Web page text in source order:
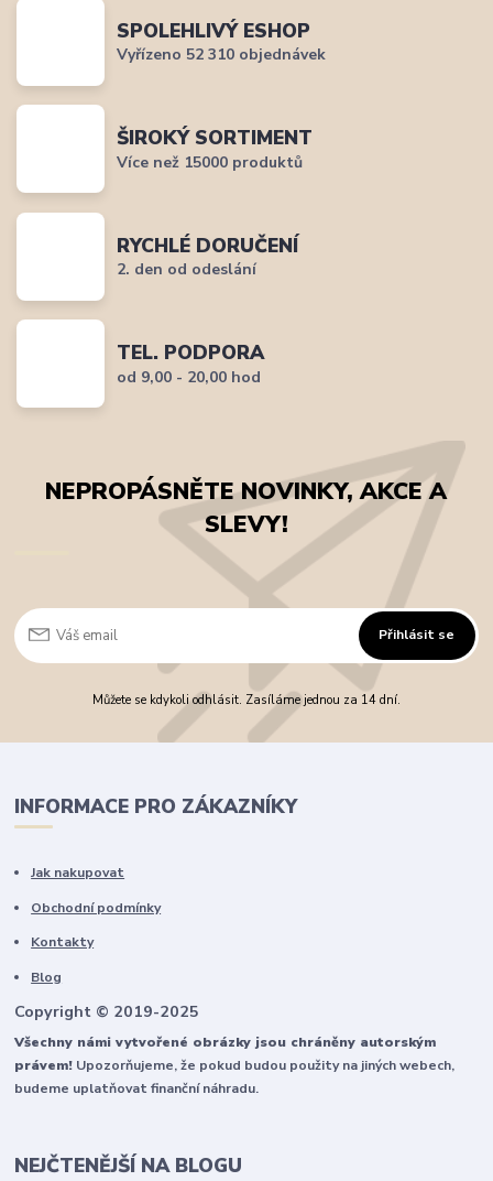
SPOLEHLIVÝ ESHOP
Vyřízeno 52 310 objednávek
ŠIROKÝ SORTIMENT
Více než 15000 produktů
RYCHLÉ DORUČENÍ
2. den od odeslání
TEL. PODPORA
od 9,00 - 20,00 hod
NEPROPÁSNĚTE NOVINKY, AKCE A
SLEVY!
Přihlásit se
Můžete se kdykoli odhlásit. Zasíláme jednou za 14 dní.
INFORMACE PRO ZÁKAZNÍKY
Jak nakupovat
Obchodní podmínky
Kontakty
Blog
Copyright © 2019-2025
Všechny námi vytvořené obrázky jsou chráněny autorským
právem! Upozorňujeme, že pokud budou použity na jiných webech,
budeme uplatňovat finanční náhradu.
NEJČTENĚJŠÍ NA BLOGU